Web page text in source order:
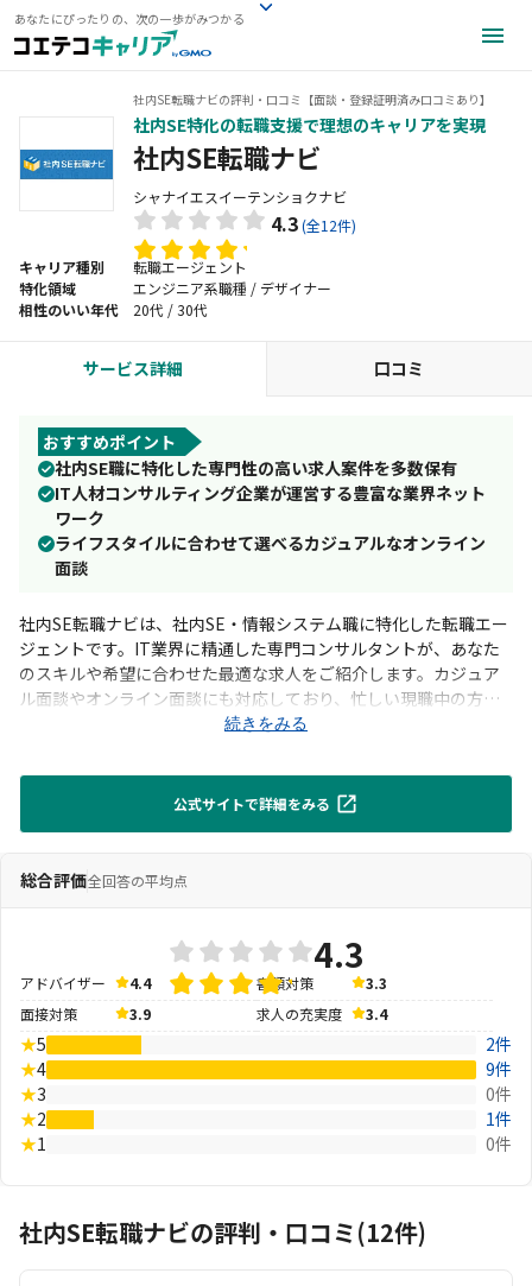
あなたにぴったりの、次の一歩がみつかる
社内SE転職ナビの評判・口コミ【面談・登録証明済み口コミあり】
社内SE特化の転職支援で理想のキャリアを実現
社内SE転職ナビ
シャナイエスイーテンショクナビ
4.3(全12件)
キャリア種別
転職エージェント
特化領域
エンジニア系職種 / デザイナー
相性のいい年代
20代 / 30代
サービス詳細 口コミ
おすすめポイント
社内SE職に特化した専門性の高い求人案件を多数保有
IT人材コンサルティング企業が運営する豊富な業界ネット
ワーク
ライフスタイルに合わせて選べるカジュアルなオンライン
面談
社内SE転職ナビは、社内SE・情報システム職に特化した転職エー
ジェントです。IT業界に精通した専門コンサルタントが、あなた
のスキルや希望に合わせた最適な求人をご紹介します。カジュア
ル面談やオンライン面談にも対応しており、忙しい現職中の方で
も安心して転職活動を進められます。非公開求人も豊富に取り扱
底サポート。IT人材のプロが運営する当サービスで、理想の社内S
Eへの転職を成功させましょう。
続きをみる
公式サイトで詳細をみる
総合評価全回答の平均点
4.3
アドバイザー 4.4 書類対策
3.3
面接対策
3.9 求人の充実度 3.4
★5
2件
★4
9件
★3
0件
★2
1件
★1 0件
社内SE転職ナビの評判・口コミ(12件)